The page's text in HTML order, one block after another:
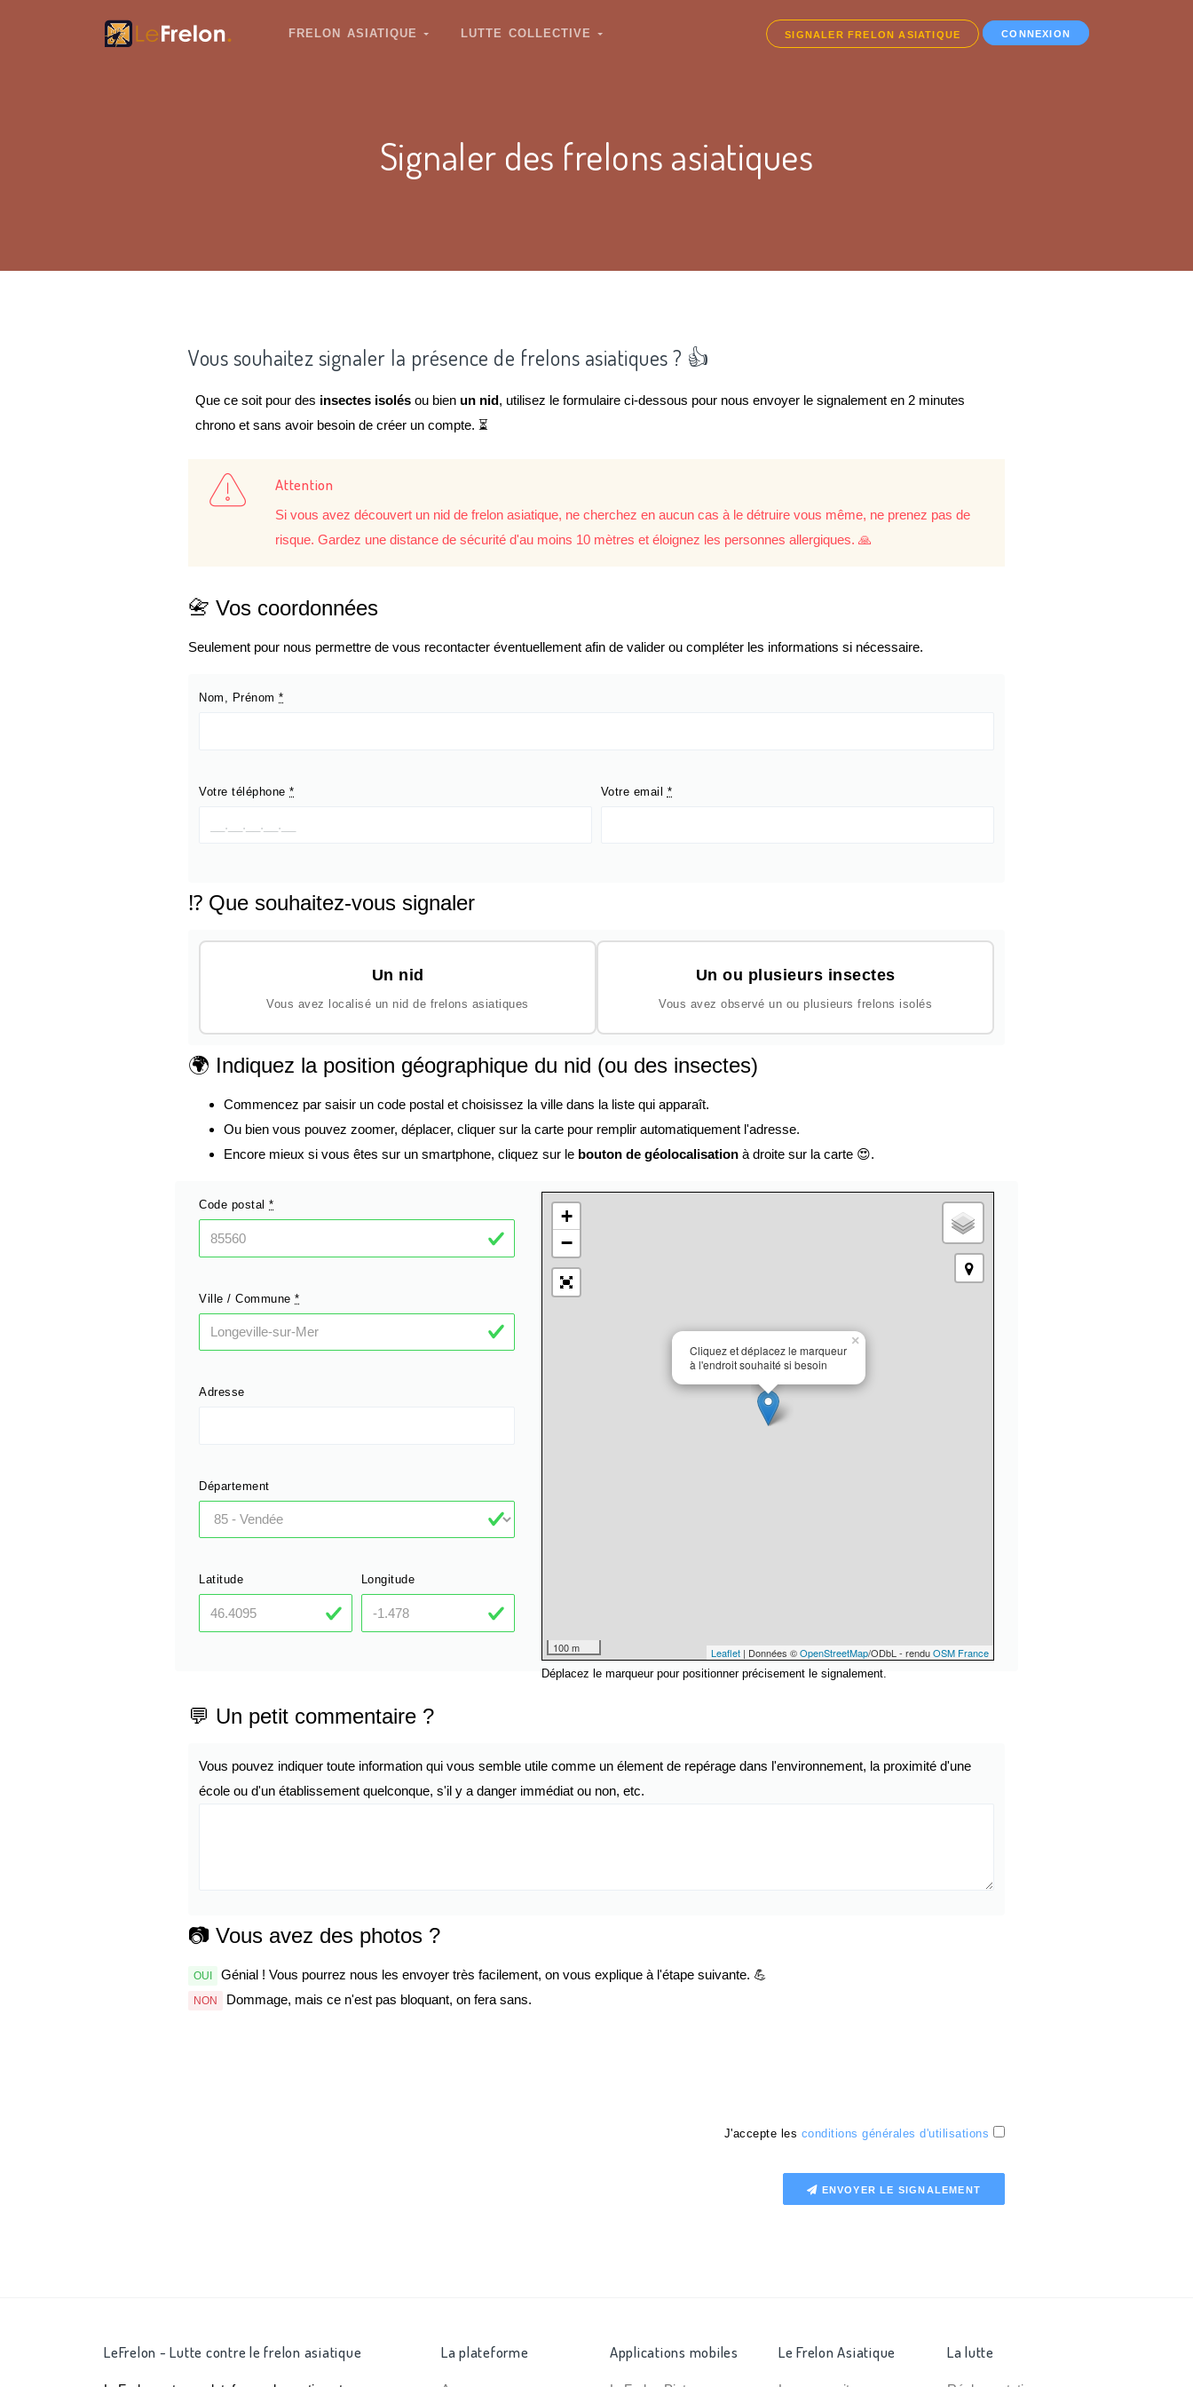
FRELON ASIATIQUE LUTTE COLLECTIVE SIGNALER FRELON ASIATIQUE CONNEXION
Signaler des frelons asiatiques
Vous souhaitez signaler la présence de frelons asiatiques ? 👍
Que ce soit pour des insectes isolés ou bien un nid, utilisez le formulaire ci-dessous pour nous envoyer le signalement en 2 minutes
chrono et sans avoir besoin de créer un compte. ⏳
Attention
Si vous avez découvert un nid de frelon asiatique, ne cherchez en aucun cas à le détruire vous même, ne prenez pas de
risque. Gardez une distance de sécurité d'au moins 10 mètres et éloignez les personnes allergiques. 🙏
📇 Vos coordonnées
Seulement pour nous permettre de vous recontacter éventuellement afin de valider ou compléter les informations si nécessaire.
Nom, Prénom *
Votre téléphone * Votre email *
⁉️ Que souhaitez-vous signaler
Un nid
Vous avez localisé un nid de frelons asiatiques
Un ou plusieurs insectes
Vous avez observé un ou plusieurs frelons isolés
🌍 Indiquez la position géographique du nid (ou des insectes)
Commencez par saisir un code postal et choisissez la ville dans la liste qui apparaît.
Ou bien vous pouvez zoomer, déplacer, cliquer sur la carte pour remplir automatiquement l'adresse.
Encore mieux si vous êtes sur un smartphone, cliquez sur le bouton de géolocalisation à droite sur la carte 😍.
Code postal *
Ville / Commune *
Adresse
Département
Latitude Longitude
Cliquez et déplacez le marqueur
à l'endroit souhaité si besoin
×
+
−
100 m Leaflet| Données ©OpenStreetMap/ODbL - renduOSM France
Déplacez le marqueur pour positionner précisement le signalement.
💬 Un petit commentaire ?
Vous pouvez indiquer toute information qui vous semble utile comme un élement de repérage dans l'environnement, la proximité d'une
école ou d'un établissement quelconque, s'il y a danger immédiat ou non, etc.
📷 Vous avez des photos ?
OUI Génial ! Vous pourrez nous les envoyer très facilement, on vous explique à l'étape suivante. 💪
NON Dommage, mais ce n'est pas bloquant, on fera sans.
J'accepte les conditions générales d'utilisations
ENVOYER LE SIGNALEMENT
La plateforme Applications mobiles Le Frelon Asiatique La lutte
LeFrelon - Lutte contre le frelon asiatique